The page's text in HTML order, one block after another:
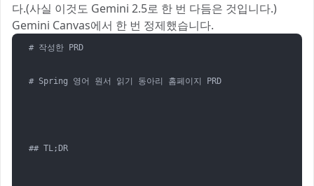
다.(사실 이것도 Gemini 2.5로 한 번 다듬은 것입니다.)
Gemini Canvas에서 한 번 정제했습니다.
# 작성한 PRD
# Spring 영어 원서 읽기 동아리 홈페이지 PRD
## TL;DR